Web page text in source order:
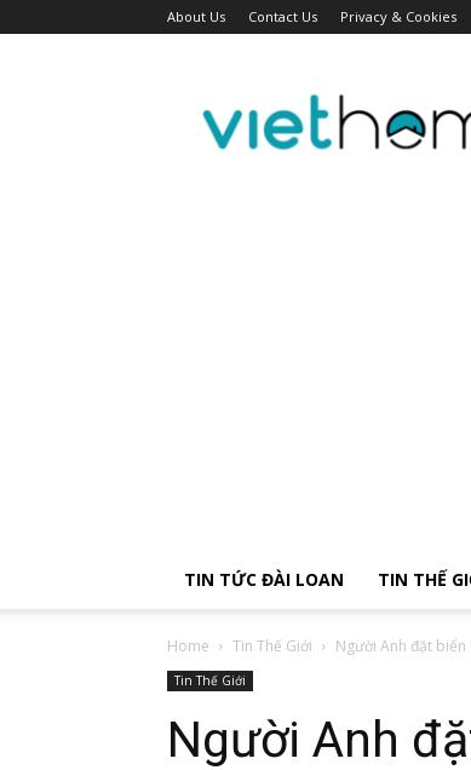
About Us Contact Us Privacy & Cookies
người
Việt
TIN TỨC ĐÀI LOAN TIN THẾ
Home Tin Thế Giới Người Anh đặt
Tin Thế Giới
Người Anh